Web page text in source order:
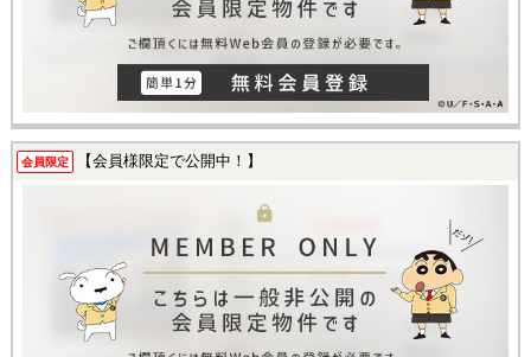
会員限定 【会員様限定で公開中！】